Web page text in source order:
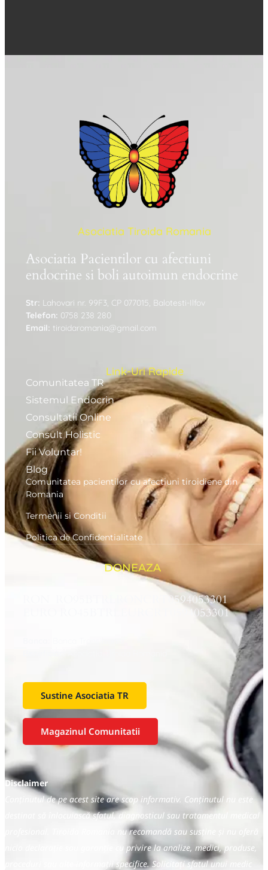
Asociatia Tiroida Romania
Asociatia Pacientilor cu afectiuni
endocrine si boli autoimun endocrine
Str: Lahovari nr. 99F3, CP 077015, Balotesti-Ilfov
Telefon: 0758 238 280
Email: tiroidaromania@gmail.com
Link-Uri Rapide
Comunitatea TR
Sistemul Endocrin
Consultatii Online
Consult Holistic
Fii Voluntar!
Blog
Comunitatea pacientilor cu afectiuni tiroidiene din
Romania
Termenii si Conditii
Politica de Confidentialitate
DONEAZA
RON RO95BTRLRONCRT0594053301
EURO RO45BTRLEURCRT0594053301
Sustine Asociatia TR
Magazinul Comunitatii
Disclaimer
Conținutul de pe acest site are scop informativ. Conținutul nu este
destinat să înlocuiască sfatul, diagnosticul sau tratamentul medical
profesional. Tiroida Romania nu recomandă sau susține și nu oferă
nicio declarație sau garanție cu privire la analize, medici, produse,
proceduri sau alte informații specifice. Solicitați sfatul unui medic